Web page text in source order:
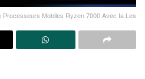
Processeurs Mobiles Ryzen 7000 Avec Ia Les